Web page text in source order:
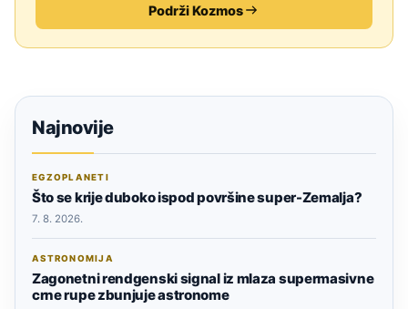
Podrži Kozmos
Najnovije
EGZOPLANETI
Što se krije duboko ispod površine super-Zemalja?
7. 8. 2026.
ASTRONOMIJA
Zagonetni rendgenski signal iz mlaza supermasivne
crne rupe zbunjuje astronome